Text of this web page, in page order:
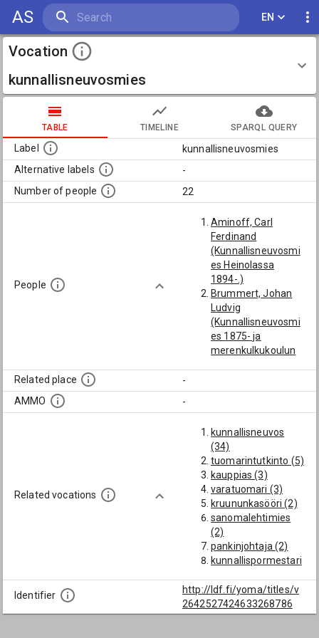
AS EN
Vocation
kunnallisneuvosmies
TABLE TIMELINE SPARQL QUERY
Label
kunnallisneuvosmies
Alternative labels
-
Number of people
22
People
Aminoff, Carl
Ferdinand
(Kunnallisneuvosmi
es Heinolassa
1894-.)
Brummert, Johan
Ludvig
(Kunnallisneuvosmi
es 1875- ja
merenkulkukoulun
Fagerström, Werner
kunnallisneuvosmie
s 1920-22)
Forsman, Johan
Eino Ilmari
(Maistraatin
kunnallisneuvosmie
s Helsingissä 1935-
49)
Frestadius, Johan
Oskar
(Kunnallisneuvosmi
es Tampereella
1892-1903,
Related place
-
AMMO
-
Related vocations
kunnallisneuvos
(34)
tuomarintutkinto (5)
kauppias (3)
varatuomari (3)
kruununkasööri (2)
sanomalehtimies
(2)
pankinjohtaja (2)
kunnallispormestari
asianajaja (2)
varakonsuli (2)
kanslisti (2)
Identifier
http://ldf.fi/yoma/titles/v
2642527424633268786